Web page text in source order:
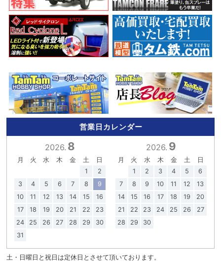
営業日カレンダー
2026. 8
月 火 水 木 金 土
日
1
2
3
4 5 6 7 8
9
10
11 12 13 14 15
16
17
18 19 20 21 22
23
24
25 26 27 28 29
30
31
2026. 9
月 火 水 木 金 土
日
1
2 3 4 5
6
7
8 9 10 11 12
13
14
15 16 17 18 19
20
21
22 23 24 25 26
27
28
29 30
土・日曜日と祝日は定休日とさせて頂いております。